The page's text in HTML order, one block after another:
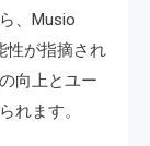
、Musio
性が指摘され
向上とユー
れます。